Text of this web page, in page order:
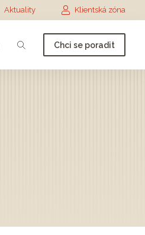
Aktuality Klientská zóna
Chci se poradit